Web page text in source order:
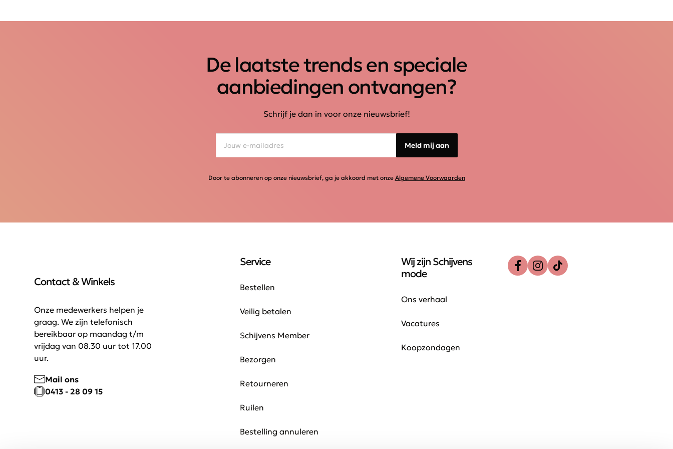
De laatste trends en speciale
aanbiedingen ontvangen?
Schrijf je dan in voor onze nieuwsbrief!
Meld mij aan
Door te abonneren op onze nieuwsbrief, ga je akkoord met onze Algemene Voorwaarden
Contact & Winkels
Onze medewerkers helpen je
graag. We zijn telefonisch
bereikbaar op maandag t/m
vrijdag van 08.30 uur tot 17.00
uur.
Mail ons
0413 - 28 09 15
Service
Bestellen
Veilig betalen
Schijvens Member
Bezorgen
Retourneren
Ruilen
Bestelling annuleren
Wij zijn Schijvens
mode
Ons verhaal
Vacatures
Koopzondagen